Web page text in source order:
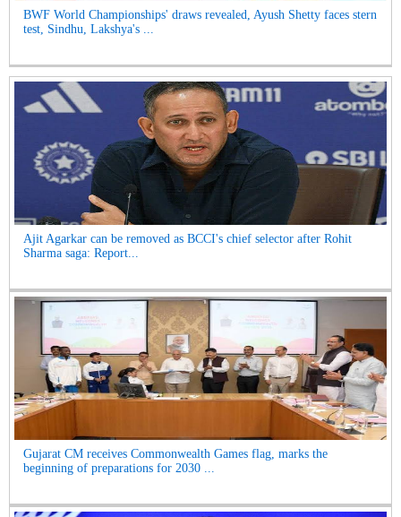
BWF World Championships' draws revealed, Ayush Shetty faces stern
test, Sindhu, Lakshya's ...
Ajit Agarkar can be removed as BCCI's chief selector after Rohit
Sharma saga: Report...
Gujarat CM receives Commonwealth Games flag, marks the
beginning of preparations for 2030 ...